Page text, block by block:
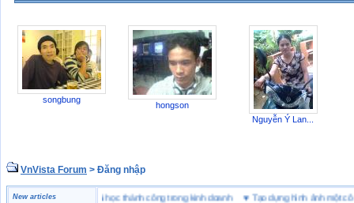
songbung
hongson
Nguyễn Ý Lan...
VnVista Forum > Đăng nhập
New articles
biệt” của Microsoft 4 bài học thành công trong kinh doanh♥Tạo dựng hình ảnh